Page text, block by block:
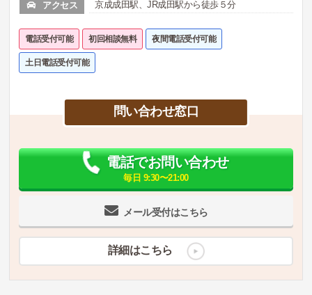
アクセス 京成成田駅、JR成田駅から徒歩５分
電話受付可能 初回相談無料 夜間電話受付可能
土日電話受付可能
問い合わせ窓口
メール受付はこちら
電話でお問い合わせ
毎日 9:30〜21:00
詳細はこちら